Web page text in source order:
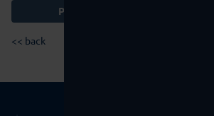
Print page
<< back